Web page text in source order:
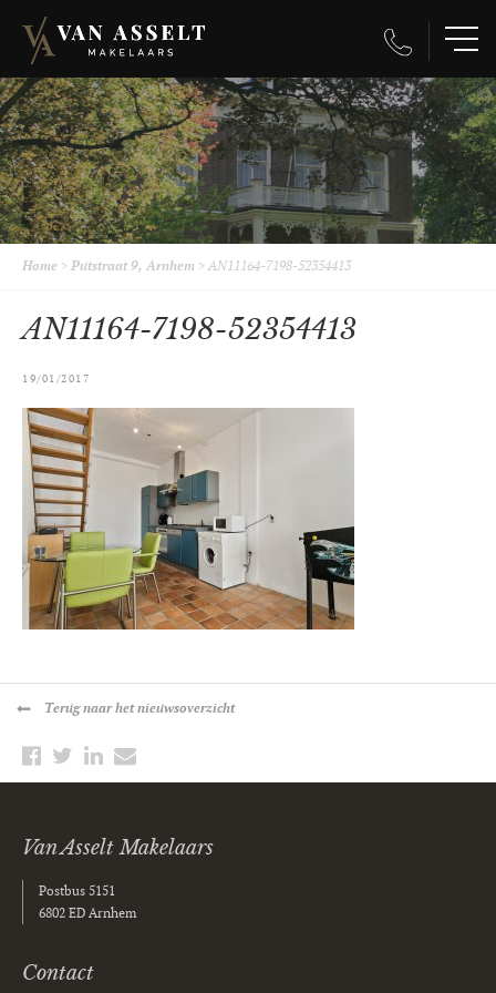
Home > Putstraat 9, Arnhem >AN11164-7198-52354413
AN11164-7198-52354413
19/01/2017
Terugnaar het nieuwsoverzicht
Van Asselt Makelaars
Postbus 5151
6802 ED Arnhem
Contact